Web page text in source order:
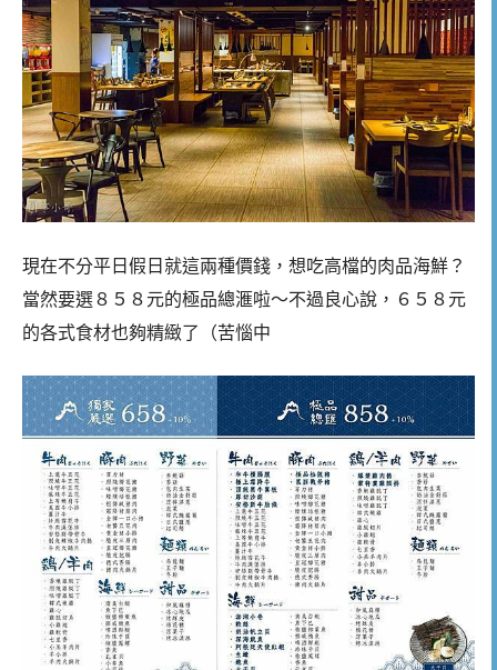
現在不分平日假日就這兩種價錢，想吃高檔的肉品海鮮？
當然要選８５８元的極品總滙啦～不過良心說，６５８元
的各式食材也夠精緻了（苦惱中